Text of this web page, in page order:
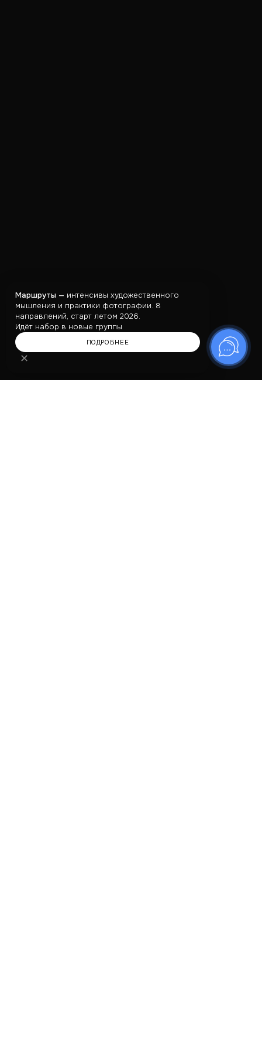
Маршруты — интенсивы художественного
мышления и практики фотографии. 8
направлений, старт летом 2026.
Идёт набор в новые группы
ПОДРОБНЕЕ
✕